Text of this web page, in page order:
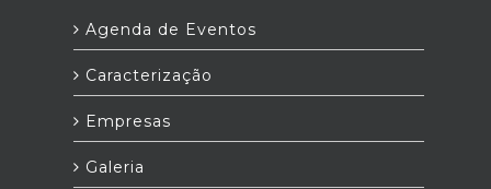
Agenda de Eventos
Caracterização
Empresas
Galeria